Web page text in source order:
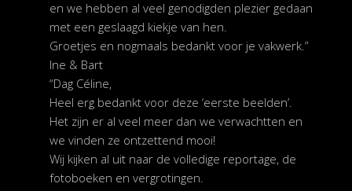
en we hebben al veel genodigden plezier gedaan
met een geslaagd kiekje van hen.
Groetjes en nogmaals bedankt voor je vakwerk.”
Ine & Bart
“Dag Céline,
Heel erg bedankt voor deze ‘eerste beelden’.
Het zijn er al veel meer dan we verwachtten en
we vinden ze ontzettend mooi!
Wij kijken al uit naar de volledige reportage, de
fotoboeken en vergrotingen.